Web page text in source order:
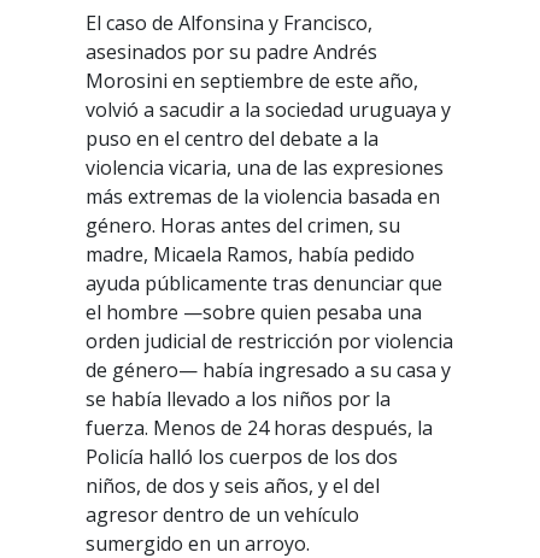
El caso de Alfonsina y Francisco,
asesinados por su padre Andrés
Morosini en septiembre de este año,
volvió a sacudir a la sociedad uruguaya y
puso en el centro del debate a la
violencia vicaria, una de las expresiones
más extremas de la violencia basada en
género. Horas antes del crimen, su
madre, Micaela Ramos, había pedido
ayuda públicamente tras denunciar que
el hombre —sobre quien pesaba una
orden judicial de restricción por violencia
de género— había ingresado a su casa y
se había llevado a los niños por la
fuerza. Menos de 24 horas después, la
Policía halló los cuerpos de los dos
niños, de dos y seis años, y el del
agresor dentro de un vehículo
sumergido en un arroyo.